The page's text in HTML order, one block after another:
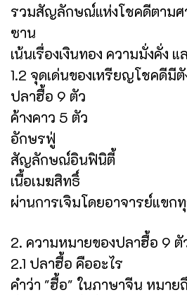
รวมสัญลักษณ์แห่งโชคดีตามศ
ซาน
เน้นเรื่องเงินทอง ความมั่งคั่ง
1.2 จุดเด่นของเหรียญโชคดีมีตั
ปลาฮื้อ 9 ตัว
ค้างคาว 5 ตัว
อักษรฟู่
สัญลักษณ์อินฟินิตี้
เนื้อเมฆสิทธิ์
ผ่านการเจิมโดยอาจารย์แขก
2. ความหมายของปลาฮื้อ 9 ตั
2.1 ปลาฮื้อ คืออะไร
คำว่า "ฮื้อ" ในภาษาจีน หมาย